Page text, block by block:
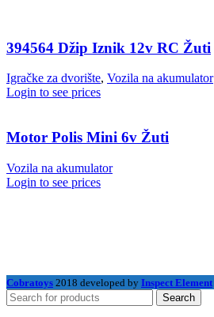
394564 Džip Iznik 12v RC Žuti
Igračke za dvorište, Vozila na akumulator
Login to see prices
Motor Polis Mini 6v Žuti
Vozila na akumulator
Login to see prices
Cobratoys 2018 developed by Inspect Element
Search